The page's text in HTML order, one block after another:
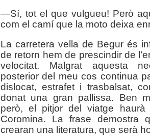
—Sí, tot el que vulgueu! Però
com el camí que la moto deixa
La carretera vella de Begur és
de retorn hem de prescindir de
velocitat. Malgrat aquesta
posterior del meu cos continua
dislocat, estrafet i trasbalsat,
donat una gran pallissa. Ben
però, el pitjor del viatge
Coromina. La frase demostra
crearan una literatura, que serà